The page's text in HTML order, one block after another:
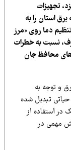
استان را به
روی «مرز
به خطرات
جان
به
تبدیل شده
از
در